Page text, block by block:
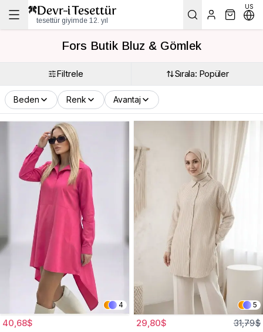
tesettür giyimde 12. yıl
US
Fors Butik Bluz & Gömlek
Filtrele Sırala: Popüler
Beden Renk Avantaj
4
40,68$
5
29,80$ 31,79$